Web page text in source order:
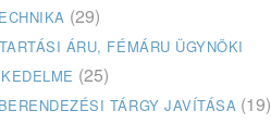
(29)
ÁRU, FÉMÁRU ÜGYNÖKI
(25)
TÁRGY JAVÍTÁSA (19)